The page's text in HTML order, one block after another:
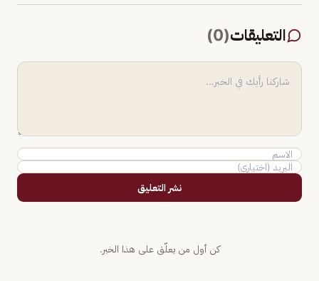
التعليقات(
0
)
نشر التعليق
كن أول من يعلّق على هذا الخبر.